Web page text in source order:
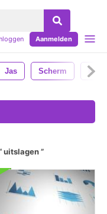
Aanmelden
Jas Scherm
uitslagen